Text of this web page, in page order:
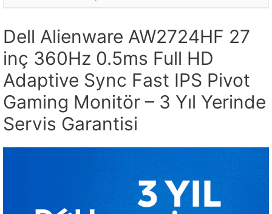
Dell Alienware AW2724HF 27
inç 360Hz 0.5ms Full HD
Adaptive Sync Fast IPS Pivot
Gaming Monitör – 3 Yıl Yerinde
Servis Garantisi